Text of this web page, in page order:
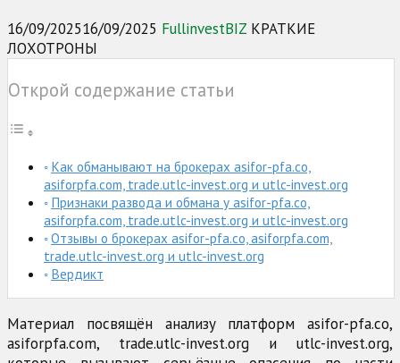
16/09/202516/09/2025 FullinvestBIZ КРАТКИЕ
ЛОХОТРОНЫ
Открой содержание статьи
Как обманывают на брокерах asifor-pfa.co,
asiforpfa.com, trade.utlc-invest.org и utlc-invest.org
Признаки развода и обмана у asifor-pfa.co,
asiforpfa.com, trade.utlc-invest.org и utlc-invest.org
Отзывы о брокерах asifor-pfa.co, asiforpfa.com,
trade.utlc-invest.org и utlc-invest.org
Вердикт
Материал посвящён анализу платформ asifor-pfa.co,
asiforpfa.com, trade.utlc-invest.org и utlc-invest.org,